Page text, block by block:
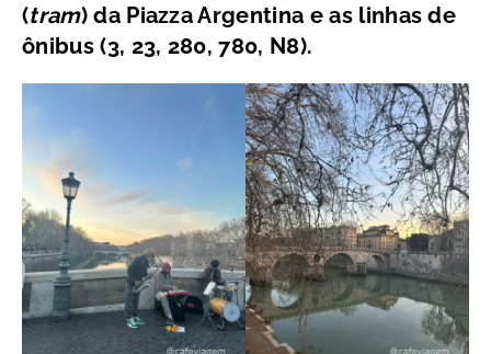
(tram) da Piazza Argentina e as linhas de
ônibus (3, 23, 280, 780, N8).